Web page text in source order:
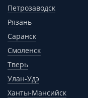
Петрозаводск
Рязань
Саранск
Смоленск
Тверь
Улан-Удэ
Ханты-Мансийск